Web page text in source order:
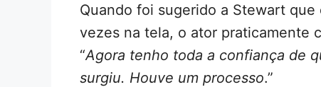
Quando foi sugerido a Stewart
vezes na tela, o ator praticamente
“Agora tenho toda a confiança de
surgiu. Houve um processo.”